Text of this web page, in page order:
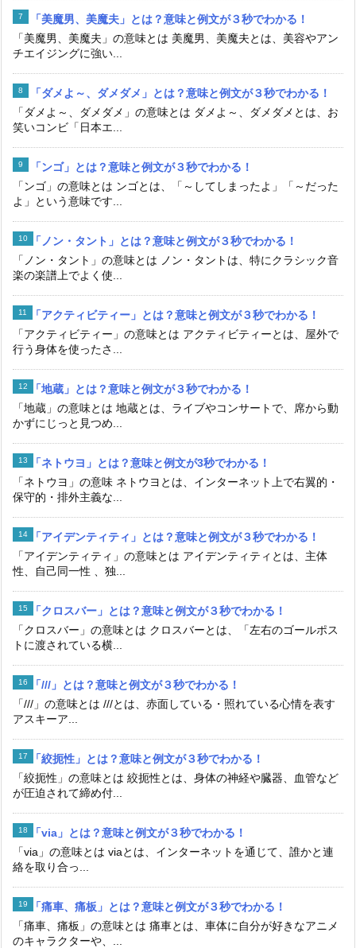
「美魔男、美魔夫」とは？意味と例文が３秒でわかる！
「美魔男、美魔夫」の意味とは 美魔男、美魔夫とは、美容やアン
チエイジングに強い...
「ダメよ～、ダメダメ」とは？意味と例文が３秒でわかる！
「ダメよ～、ダメダメ」の意味とは ダメよ～、ダメダメとは、お
笑いコンビ「日本エ...
「ンゴ」とは？意味と例文が３秒でわかる！
「ンゴ」の意味とは ンゴとは、「～してしまったよ」「～だった
よ」という意味です...
「ノン・タント」とは？意味と例文が３秒でわかる！
「ノン・タント」の意味とは ノン・タントは、特にクラシック音
楽の楽譜上でよく使...
「アクティビティー」とは？意味と例文が３秒でわかる！
「アクティビティー」の意味とは アクティビティーとは、屋外で
行う身体を使ったさ...
「地蔵」とは？意味と例文が３秒でわかる！
「地蔵」の意味とは 地蔵とは、ライブやコンサートで、席から動
かずにじっと見つめ...
「ネトウヨ」とは？意味と例文が3秒でわかる！
「ネトウヨ」の意味 ネトウヨとは、インターネット上で右翼的・
保守的・排外主義な...
「アイデンティティ」とは？意味と例文が３秒でわかる！
「アイデンティティ」の意味とは アイデンティティとは、主体
性、自己同一性 、独...
「クロスバー」とは？意味と例文が３秒でわかる！
「クロスバー」の意味とは クロスバーとは、「左右のゴールポス
トに渡されている横...
「///」とは？意味と例文が３秒でわかる！
「///」の意味とは ///とは、赤面している・照れている心情を表す
アスキーア...
「絞扼性」とは？意味と例文が３秒でわかる！
「絞扼性」の意味とは 絞扼性とは、身体の神経や臓器、血管など
が圧迫されて締め付...
「via」とは？意味と例文が３秒でわかる！
「via」の意味とは viaとは、インターネットを通じて、誰かと連
絡を取り合っ...
「痛車、痛板」とは？意味と例文が３秒でわかる！
「痛車、痛板」の意味とは 痛車とは、車体に自分が好きなアニメ
のキャラクターや、...